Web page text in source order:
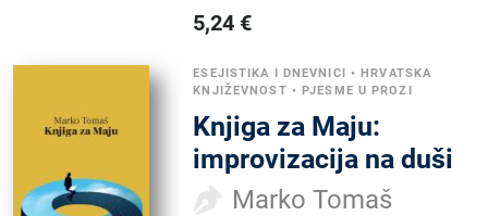
5,24 €
ESEJISTIKA I DNEVNICI •HRVATSKA
KNJIŽEVNOST •PJESME U PROZI
Knjiga za Maju:
improvizacija na duši
Marko Tomaš